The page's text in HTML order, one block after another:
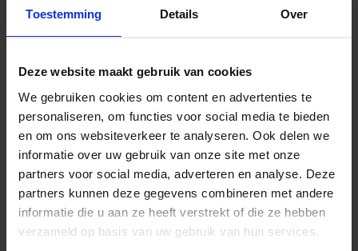
Toestemming Details Over
Deze website maakt gebruik van cookies
We gebruiken cookies om content en advertenties te
personaliseren, om functies voor social media te bieden
en om ons websiteverkeer te analyseren. Ook delen we
informatie over uw gebruik van onze site met onze
partners voor social media, adverteren en analyse. Deze
partners kunnen deze gegevens combineren met andere
informatie die u aan ze heeft verstrekt of die ze hebben
verzameld op basis van uw gebruik van hun services.
excl. btw
Levertijd 1-2 weken
€ 11,20 excl. btw
€13,55